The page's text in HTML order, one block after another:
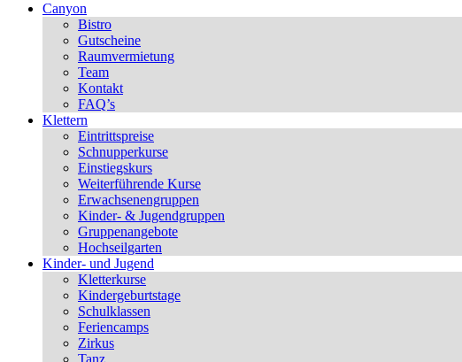
Canyon
Bistro
Gutscheine
Raumvermietung
Team
Kontakt
FAQ’s
Klettern
Eintrittspreise
Schnupperkurse
Einstiegskurs
Weiterführende Kurse
Erwachsenengruppen
Kinder- & Jugendgruppen
Gruppenangebote
Hochseilgarten
Kinder- und Jugend
Kletterkurse
Kindergeburtstage
Schulklassen
Feriencamps
Zirkus
Tanz